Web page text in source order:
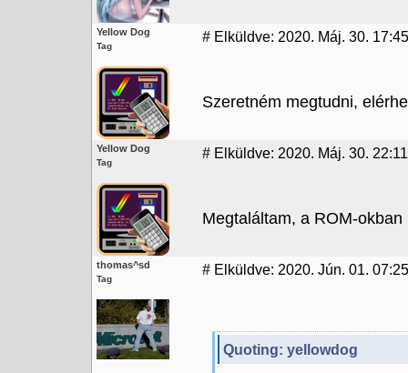
Yellow Dog
Tag
# Elküldve: 2020. Máj. 30.
Szeretném megtudni,
Yellow Dog
Tag
# Elküldve: 2020. Máj. 30. 22:11
Megtaláltam, a ROM-okban
thomas^sd
Tag
# Elküldve: 2020. Jún. 01. 07:25
Quoting: yellowdog